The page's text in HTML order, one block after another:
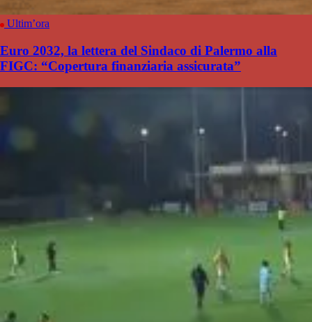
Ultim’ora
Euro 2032, la lettera del Sindaco di Palermo alla
FIGC: “Copertura finanziaria assicurata”